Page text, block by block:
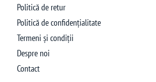
Politică de retur
Politică de confidențialitate
Termeni și condiții
Despre noi
Contact